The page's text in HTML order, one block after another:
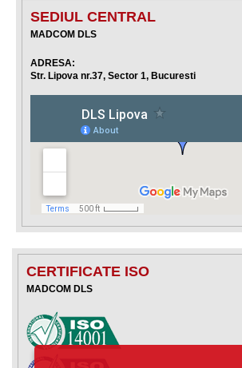
SEDIUL CENTRAL
MADCOM DLS
ADRESA:
Str. Lipova nr.37, Sector 1, Bucuresti
CERTIFICATE ISO
MADCOM DLS